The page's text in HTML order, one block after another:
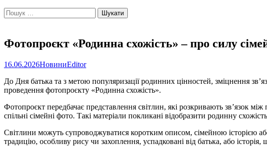
Пошук:
Фотопроєкт «Родинна схожість» – про силу
16.06.2026НовиниEditor
До Дня батька та з метою популяризації родинних цінностей, зміцнення
проведення фотопроєкту «Родинна схожість».
Фотопроєкт передбачає представлення світлин, які розкривають зв’язок
спільні сімейні фото. Такі матеріали покликані відобразити родинну
Світлини можуть супроводжуватися коротким описом, сімейною історією
традицію, особливу рису чи захоплення, успадковані від батька, або